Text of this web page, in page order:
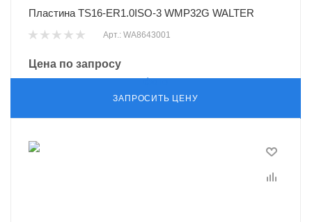
Пластина TS16-ER1.0ISO-3 WMP32G WALTER
Арт.: WA8643001
Цена по запросу
ЗАПРОСИТЬ ЦЕНУ